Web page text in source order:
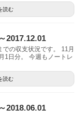
読む
2017.12.01
の収支状況です。 11月
1日分。 今週もノートレ
読む
2018.06.01